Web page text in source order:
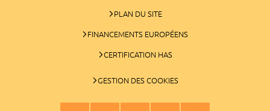
PLAN DU SITE
FINANCEMENTS EUROPÉENS
CERTIFICATION HAS
GESTION DES COOKIES